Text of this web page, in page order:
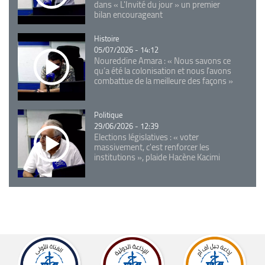
dans « L'Invité du jour » un premier
bilan encourageant
Catégorie
Histoire
05/07/2026 - 14:12
Noureddine Amara : « Nous savons ce
qu’a été la colonisation et nous l’avons
combattue de la meilleure des façons »
Catégorie
Politique
29/06/2026 - 12:39
Elections législatives : « voter
massivement, c'est renforcer les
institutions », plaide Hacène Kacimi